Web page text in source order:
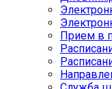
Прием в